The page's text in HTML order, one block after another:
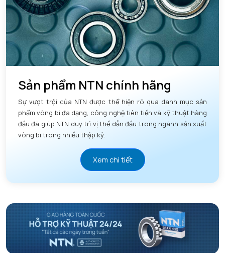
Sản phẩm NTN chính hãng
Sự vượt trội của NTN được thể hiện rõ qua danh mục sản
phẩm vòng bi đa dạng, công nghệ tiên tiến và kỹ thuật hàng
đầu đã giúp NTN duy trì vị thế dẫn đầu trong ngành sản xuất
vòng bi trong nhiều thập kỷ.
Xem chi tiết